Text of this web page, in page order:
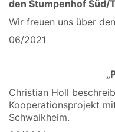
den Stumpenhof Süd/
Wir freuen uns über
06/2021
Christian Holl
Kooperationsprojekt
Schwaikheim.